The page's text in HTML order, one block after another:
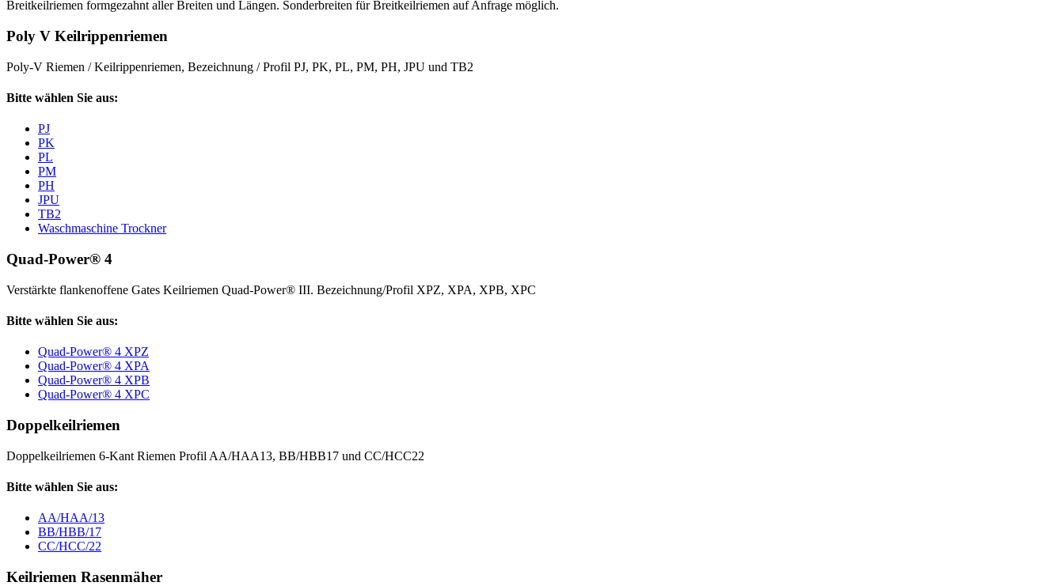
Breitkeilriemen formgezahnt aller Breiten und Längen. Sonderbreiten für Breitkeilriemen auf Anfrage möglich.
Poly V Keilrippenriemen
Poly-V Riemen / Keilrippenriemen, Bezeichnung / Profil PJ, PK, PL, PM, PH, JPU und TB2
Bitte wählen Sie aus:
PJ
PK
PL
PM
PH
JPU
TB2
Waschmaschine Trockner
Quad-Power® 4
Verstärkte flankenoffene Gates Keilriemen Quad-Power® III. Bezeichnung/Profil XPZ, XPA, XPB, XPC
Bitte wählen Sie aus:
Quad-Power® 4 XPZ
Quad-Power® 4 XPA
Quad-Power® 4 XPB
Quad-Power® 4 XPC
Doppelkeilriemen
Doppelkeilriemen 6-Kant Riemen Profil AA/HAA13, BB/HBB17 und CC/HCC22
Bitte wählen Sie aus:
AA/HAA/13
BB/HBB/17
CC/HCC/22
Keilriemen Rasenmäher